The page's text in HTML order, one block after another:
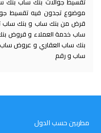
موضوع تجدون فيه تقسيط
قرض من بنك ساب و بنك ساب
ساب خدمة العملاء و قروض
بنك ساب العقاري و عروض ساب
ساب و رقم
مطربين حسب الدول